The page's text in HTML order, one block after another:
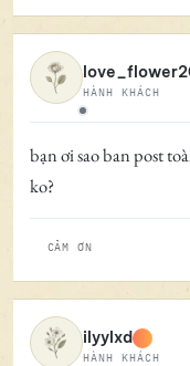
Ngoại tuyến
HÀNH KHÁCH
bạn ơi sao ban post
ko?
CẢM ƠN
ilyylxd
HÀNH KHÁCH